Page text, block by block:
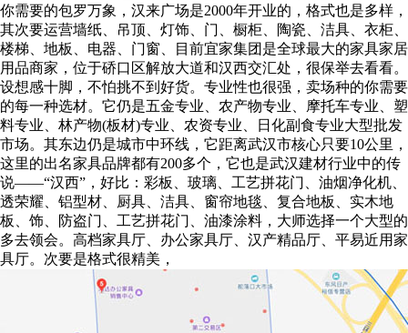
你需要的包罗万象，汉来广场是2000年开业的，格式也是多样，
其次要运营墙纸、吊顶、灯饰、门、橱柜、陶瓷、洁具、衣柜、
楼梯、地板、电器、门窗、目前宜家集团是全球最大的家具家居
用品商家，位于硚口区解放大道和汉西交汇处，很保举去看看。
设想感十脚，不怕挑不到好货。专业性也很强，卖场种的你需要
的每一种选材。它仍是五金专业、农产物专业、摩托车专业、塑
料专业、林产物(板材)专业、农资专业、日化副食专业大型批发
市场。其东边仍是城市中环线，它距离武汉市核心只要10公里，
这里的出名家具品牌都有200多个，它也是武汉建材行业中的传
说——“汉西”，好比：彩板、玻璃、工艺拼花门、油烟净化机、
透荣耀、铝型材、厨具、洁具、窗帘地毯、复合地板、实木地
板、饰、防盗门、工艺拼花门、油漆涂料，大师选择一个大型的
多去领会。高档家具厅、办公家具厅、汉产精品厅、平易近用家
具厅。次要是格式很精美，